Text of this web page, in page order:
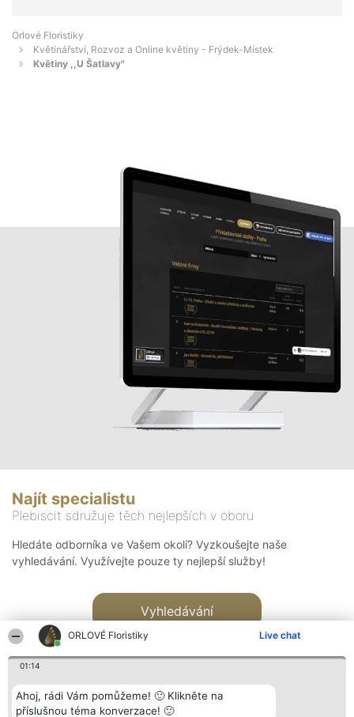
ORLOVÉ Floristiky Live chat
01:14
Ahoj, rádi Vám pomůžeme! 🙂 Klikněte na
příslušnou téma konverzace! 🙂
Orlové Floristiky
Květinářství, Rozvoz a Online květiny - Frýdek-Místek
Květiny ,,U Šatlavy"
Najít specialistu
Plebiscit sdružuje těch nejlepších v oboru
Hledáte odborníka ve Vašem okolí? Vyzkoušejte naše
vyhledávání. Využívejte pouze ty nejlepší služby!
Vyhledávání